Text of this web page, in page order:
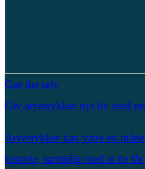
Gør det selv
Giv arvestykker nyt liv med
Arvestykker kan være en
historie, samtidig med at de